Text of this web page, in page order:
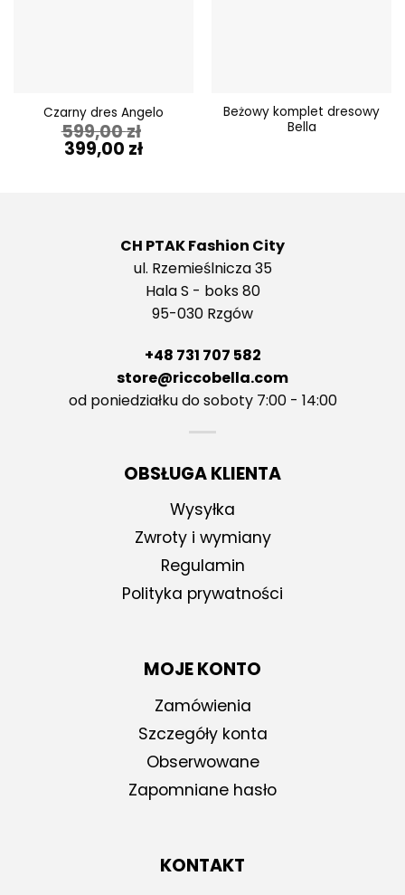
Czarny dres Angelo
599,00zł
Pierwotna
cena
399,00 złAktualna
Beżowy komplet dresowy
Bella
CH PTAK Fashion City
ul. Rzemieślnicza 35
Hala S - boks 80
95-030 Rzgów
+48 731 707 582
store@riccobella.com
od poniedziałku do soboty 7:00 - 14:00
OBSŁUGA KLIENTA
Wysyłka
Zwroty i wymiany
Regulamin
Polityka prywatności
MOJE KONTO
Zamówienia
Szczegóły konta
Obserwowane
Zapomniane hasło
KONTAKT